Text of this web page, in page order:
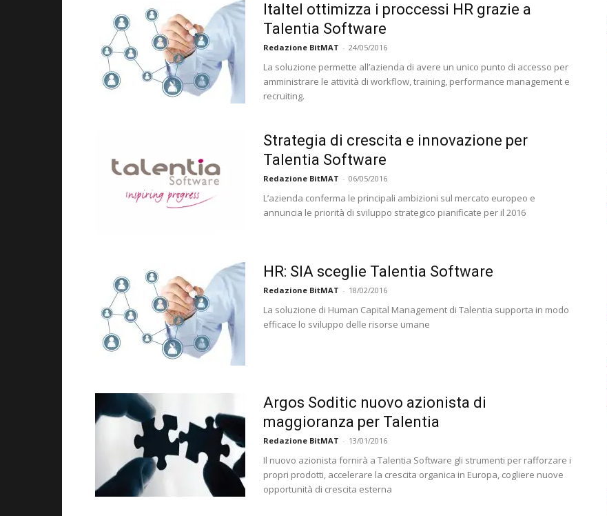
Italtel ottimizza i proccessi HR grazie a
Talentia Software
Redazione BitMAT - 24/05/2016
La soluzione permette all’azienda di avere un unico punto di accesso per
amministrare le attività di workflow, training, performance management e
recruiting.
Strategia di crescita e innovazione per
Talentia Software
Redazione BitMAT - 06/05/2016
L’azienda conferma le principali ambizioni sul mercato europeo e
annuncia le priorità di sviluppo strategico pianificate per il 2016
HR: SIA sceglie Talentia Software
Redazione BitMAT - 18/02/2016
La soluzione di Human Capital Management di Talentia supporta in modo
efficace lo sviluppo delle risorse umane
Argos Soditic nuovo azionista di
maggioranza per Talentia
Redazione BitMAT - 13/01/2016
Il nuovo azionista fornirà a Talentia Software gli strumenti per rafforzare i
propri prodotti, accelerare la crescita organica in Europa, cogliere nuove
opportunità di crescita esterna